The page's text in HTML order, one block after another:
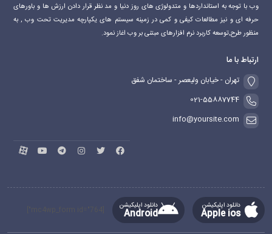
وب با توجه به استانداردها و متدولوژی های روز دنیا و مد نظر قرار دادن ارزش ها و باورهای
حرفه ای و نیز مطالعات کیفی و کمی در زمینه سیستم های یکپارچه مدیریت تحت وب , به
منظور طرح,توسعه کاربرد نرم افزارهای مبتنی بر وب اغاز نمود.
ارتباط با ما
تهران - خیابان ولیعصر - ساختمان شفق
021-55887744
info@yoursite.com
دانلود اپلیکیشن
Apple ios
دانلود اپلیکیشن
Android